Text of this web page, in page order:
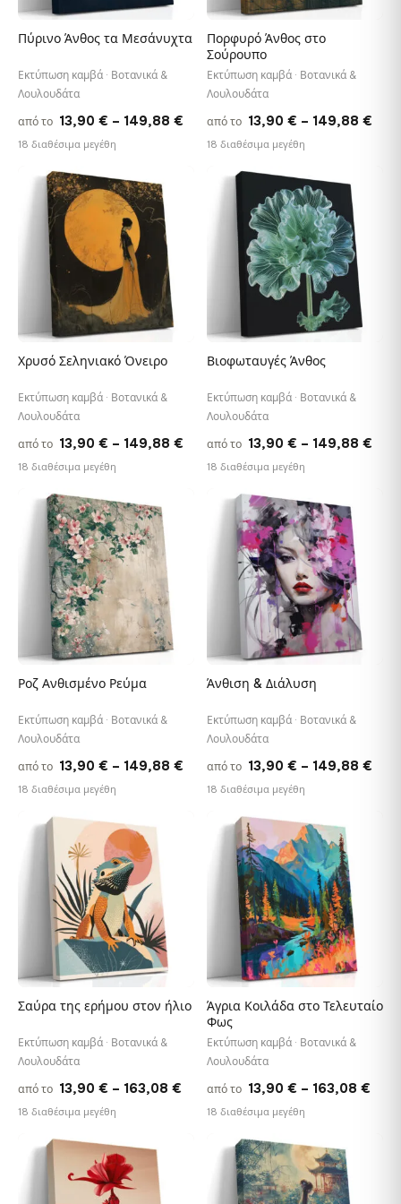
Πύρινο Άνθος τα Μεσάνυχτα
Εκτύπωση καμβά · Βοτανικά &
Λουλουδάτα
από το 13,90 € – 149,88 € Price
range:
through
149,88 €
18 διαθέσιμα μεγέθη
Πορφυρό Άνθος στο
Σούρουπο
Εκτύπωση καμβά · Βοτανικά &
Λουλουδάτα
από το 13,90 € – 149,88 €
18 διαθέσιμα μεγέθη
♡
Χρυσό Σεληνιακό Όνειρο
Εκτύπωση καμβά · Βοτανικά &
Λουλουδάτα
από το 13,90 € – 149,88 € Price
range:
149,88 €
18 διαθέσιμα μεγέθη
♡
Βιοφωταυγές Άνθος
Εκτύπωση καμβά · Βοτανικά &
Λουλουδάτα
από το 13,90 € – 149,88 €
18 διαθέσιμα μεγέθη
♡
Ροζ Ανθισμένο Ρεύμα
Εκτύπωση καμβά · Βοτανικά &
Λουλουδάτα
από το 13,90 € – 149,88 € Price
range:
149,88 €
18 διαθέσιμα μεγέθη
♡
Άνθιση & Διάλυση
Εκτύπωση καμβά · Βοτανικά &
Λουλουδάτα
από το 13,90 € – 149,88 €
18 διαθέσιμα μεγέθη
Σαύρα της ερήμου στον ήλιο
Εκτύπωση καμβά · Βοτανικά &
Λουλουδάτα
από το 13,90 € – 163,08 € Price
range:
through
163,08 €
18 διαθέσιμα μεγέθη
Άγρια Κοιλάδα στο Τελευταίο
Φως
Εκτύπωση καμβά · Βοτανικά &
Λουλουδάτα
από το 13,90 € – 163,08 €
18 διαθέσιμα μεγέθη
♡ ♡